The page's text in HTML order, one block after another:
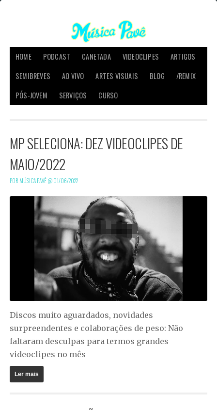
HOME PODCAST CANETADA VIDEOCLIPES
ARTIGOS
SEMIBREVES
AO VIVO ARTES VISUAIS BLOG
/REMIX
PÓS-JOVEM
SERVIÇOS CURSO
MP SELECIONA: DEZ VIDEOCLIPES DE
MAIO/2022
POR MÚSICA PAVÊ @01/06/2022
Discos muito aguardados, novidades
surpreendentes e colaborações de peso: Não
faltaram desculpas para termos grandes
videoclipes no mês
Ler mais